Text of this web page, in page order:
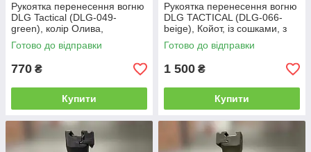
Рукоятка перенесення вогню
DLG Tactical (DLG-049-
green), колір Олива,
горизонтальна, на планку
Picatinny, упор на цівку
Готово до відправки
770 ₴
Купити
Рукоятка перенесення вогню
DLG TACTICAL (DLG-066-
beige), Койот, із сошками, з
планкою пікатінні, висота до
220 мм
Готово до відправки
1 500 ₴
Купити